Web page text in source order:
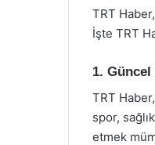
TRT
İşte TRT
1.
TRT
spor,
etmek